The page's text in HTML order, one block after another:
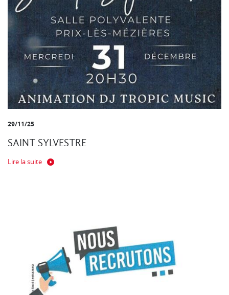
29/11/25
SAINT SYLVESTRE
Lire la suite